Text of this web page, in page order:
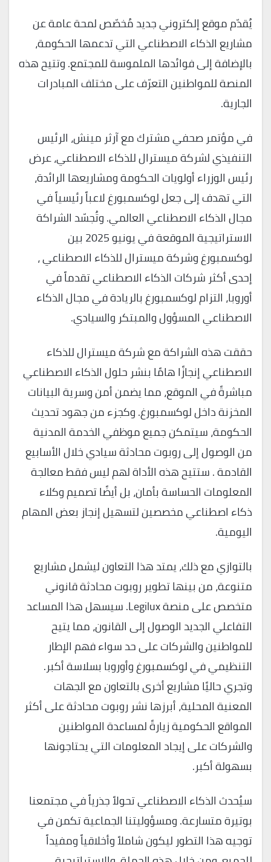
يُقدّم موقع إلكتروني جديد مُخصّص لمحة عامة عن
مشاريع الذكاء الاصطناعي التي تدعمها الحكومة،
بالإضافة إلى فوائدها الملموسة للمجتمع. وتتيح هذه
المنصة للمواطنين التعرّف على مختلف المبادرات
الجارية.
في مؤتمر صحفي مشترك مع آرثر مينش، الرئيس
التنفيذي لشركة ميسترال للذكاء الاصطناعي، عرض
رئيس الوزراء أولويات الحكومة ومشاريعها الرائدة،
التي تهدف إلى جعل لوكسمبورغ لاعباً رئيسياً في
مجال الذكاء الاصطناعي العالمي. وتُجسّد الشراكة
الاستراتيجية الموقعة في يونيو 2025 بين
لوكسمبورغ وشركة ميسترال للذكاء الاصطناعي ،
إحدى أكثر شركات الذكاء الاصطناعي تقدماً في
أوروبا، التزام لوكسمبورغ بالريادة في مجال الذكاء
الاصطناعي المسؤول والمبتكر والسيادي.
حققت هذه الشراكة مع شركة ميسترال للذكاء
الاصطناعي إنجازًا هامًا بنشر حلول الذكاء الاصطناعي
مباشرةً في الموقع، مما يضمن أمن وسرية البيانات
المخزنة داخل لوكسمبورغ. وكجزء من جهود تحديث
الحكومة، سيتمكن جميع موظفي الخدمة المدنية
من الوصول إلى روبوت محادثة سيادي خلال الأسابيع
القادمة . ستتيح هذه الأداة لهم ليس فقط معالجة
المعلومات الحساسة بأمان، بل أيضًا تصميم وكلاء
ذكاء اصطناعي مخصصين لتسهيل إنجاز بعض المهام
اليومية.
بالتوازي مع ذلك، يمتد هذا التعاون ليشمل مشاريع
متنوعة، من بينها تطوير روبوت محادثة قانوني
متخصص على منصة Legilux. سيسهل هذا المساعد
التفاعلي الجديد الوصول إلى القانون، مما يتيح
للمواطنين والشركات على حد سواء فهم الإطار
التنظيمي في لوكسمبورغ وأوروبا بسلاسة أكبر.
وتجري حاليًا مشاريع أخرى بالتعاون مع الجهات
المعنية المحلية، أبرزها نشر روبوت محادثة على أكثر
المواقع الحكومية زيارةً لمساعدة المواطنين
والشركات على إيجاد المعلومات التي يحتاجونها
بسهولة أكبر.
سيُحدث الذكاء الاصطناعي تحولاً جذرياً في مجتمعنا
بوتيرة متسارعة. ومسؤوليتنا الجماعية تكمن في
توجيه هذا التطور ليكون شاملاً وأخلاقياً ومفيداً